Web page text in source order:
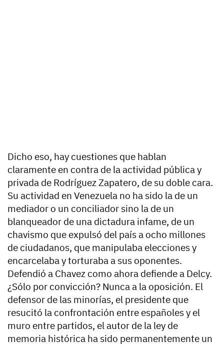
Dicho eso, hay cuestiones que hablan
claramente en contra de la actividad pública y
privada de Rodríguez Zapatero, de su doble cara.
Su actividad en Venezuela no ha sido la de un
mediador o un conciliador sino la de un
blanqueador de una dictadura infame, de un
chavismo que expulsó del país a ocho millones
de ciudadanos, que manipulaba elecciones y
encarcelaba y torturaba a sus oponentes.
Defendió a Chavez como ahora defiende a Delcy.
¿Sólo por convicción? Nunca a la oposición. El
defensor de las minorías, el presidente que
resucitó la confrontación entre españoles y el
muro entre partidos, el autor de la ley de
memoria histórica ha sido permanentemente un